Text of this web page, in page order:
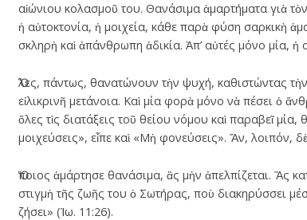
αἰώνιου κολασμοῦ του. Θανάσιμα ἁμαρτήματα γιὰ
ἡ αὐτοκτονία, ἡ μοιχεία, κάθε παρὰ φύση σαρκικὴ
σκληρὴ καὶ ἀπάνθρωπη ἀδικία. Ἀπ’ αὐτές μόνο μία, ἡ
Ὅλες, πάντως, θανατώνουν τὴν ψυχή, καθιστώντας
εἰλικρινῆ μετάνοια. Καὶ μία φορὰ μόνο νὰ πέσει ὁ
ὅλες τὶς διατάξεις τοῦ θείου νόμου καὶ παραβεῖ
μοιχεύσεις», εἶπε καὶ «Μὴ φονεύσεις». Ἄν, λοιπόν,
Ὅποιος ἁμάρτησε θανάσιμα, ἂς μὴν ἀπελπίζεται. Ἂς
στιγμὴ τῆς ζωῆς του ὁ Σωτήρας, ποὺ διακηρύσσει
ζήσει» (Ἰω. 11:26).